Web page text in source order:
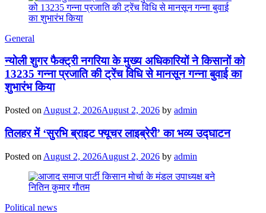
General
न्योली शुगर फैक्ट्री नगरिया के मुख्य अधिकारियों ने किसानों को
13235 गन्ना प्रजाति की ट्रेंच विधि से मानसून गन्ना बुवाई का
शुभारंभ किया
Posted on August 2, 2026August 2, 2026 by admin
तिलहर में ‘सुरभि ब्राइट फ्यूचर लाइब्रेरी’ का भव्य उद्घाटन
Posted on August 2, 2026August 2, 2026 by admin
Political news